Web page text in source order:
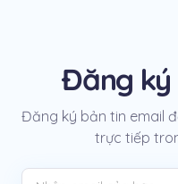
Đăng ký
Đăng ký bản tin email
trực tiếp